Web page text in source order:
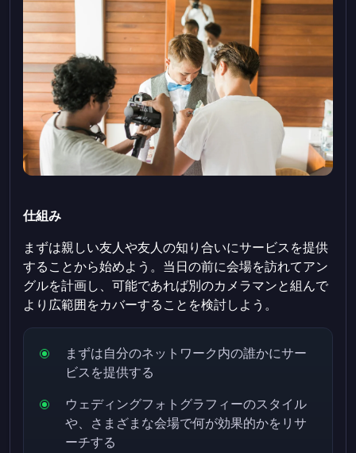
仕組み
まずは親しい友人や友人の知り合いにサービスを提供
することから始めよう。当日の前に会場を訪れてアン
グルを計画し、可能であれば別のカメラマンと組んで
より広範囲をカバーすることを検討しよう。
まずは自分のネットワーク内の誰かにサー
ビスを提供する
ウェディングフォトグラフィーのスタイル
や、さまざまな会場で何が効果的かをリサ
ーチする